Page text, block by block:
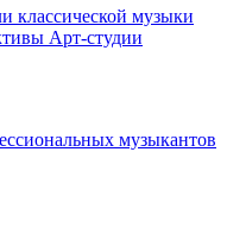
классической музыки
Арт-студии
музыкантов